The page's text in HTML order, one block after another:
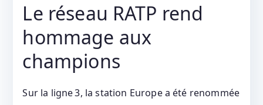
Le réseau RATP rend
hommage aux
champions
Sur la ligne 3, la station Europe a été renommée